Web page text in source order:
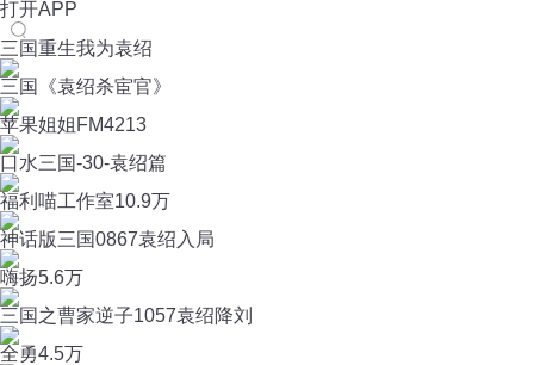
打开APP
三国重生我为袁绍
三国《袁绍杀宦官》
苹果姐姐FM4213
口水三国-30-袁绍篇
福利喵工作室10.9万
神话版三国0867袁绍入局
嗨扬5.6万
三国之曹家逆子1057袁绍降刘
全勇4.5万